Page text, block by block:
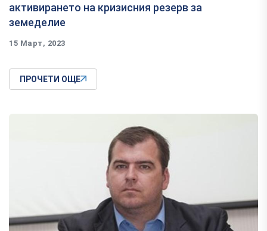
активирането на кризисния резерв за
земеделие
15 Март, 2023
ПРОЧЕТИ ОЩЕ